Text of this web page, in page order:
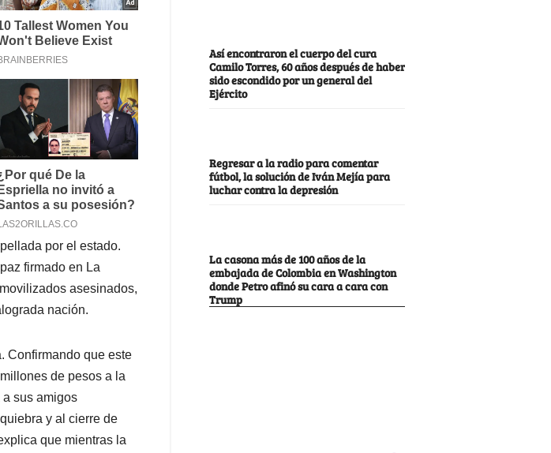
por el estado.
firmado en La
asesinados,
nación.
Confirmando que este
de pesos a la
sus amigos
y al cierre de
que mientras la
Así encontraron el cuerpo del cura
Camilo Torres, 60 años después de haber
sido escondido por un general del
Ejército
Regresar a la radio para comentar
fútbol, la solución de Iván Mejía para
luchar contra la depresión
La casona más de 100 años de la
embajada de Colombia en Washington
donde Petro afinó su cara a cara con
Trump